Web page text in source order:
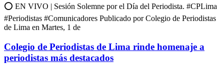
⭕ EN VIVO | Sesión Solemne por el Día del Periodista. #CPLima
#Periodistas #Comunicadores Publicado por Colegio de Periodistas
de Lima en Martes, 1 de
Colegio de Periodistas de Lima rinde homenaje a
periodistas más destacados